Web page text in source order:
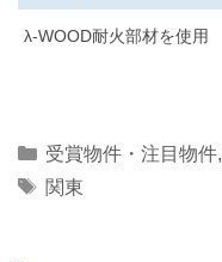
λ-WOOD耐火部材を使用
Categories
受賞物件・注目物件,
Tags
関東